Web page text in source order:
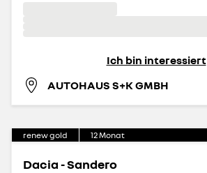
Ich bin interessiert
AUTOHAUS S+K GMBH
renew gold 12Monat
Dacia - Sandero